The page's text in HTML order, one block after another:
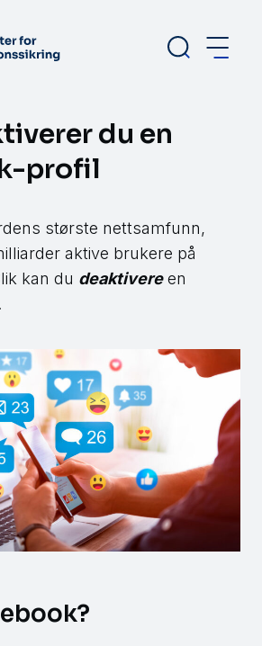
du en
profil
største nettsamfunn,
aktive brukere på
kan du deaktivereen